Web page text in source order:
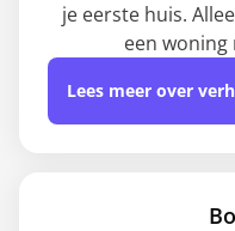
je eerste huis.
een woning
Lees meer over